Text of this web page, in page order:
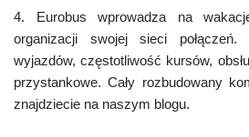
4. Eurobus wprowadza na
organizacji swojej sieci
wyjazdów, częstotliwość kursów,
przystankowe. Cały rozbudowany
znajdziecie na naszym blogu.